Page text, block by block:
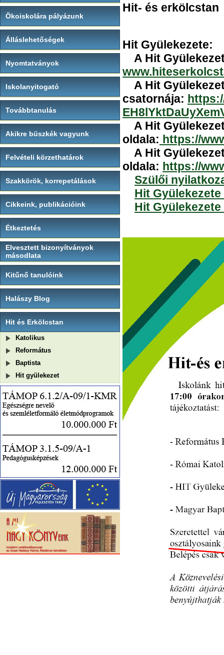
Ökoiskolára pályázunk
Álláslehetőségek
Nyomtatványok
Iskolanyitogató
Továbbtanulás
Akikre büszkék vagyunk
Felvételi körzethatárok
Szakkörök, korrepetálások
Cikkeink, publikációink
Étkeztetés
Elvesztett bizonyítványok
másodlata
Kitűnő tanulóink
Halászy Blog
Hit és Erkölcstan
Katolikus
Református
Baptista
Hit gyülekezet
Hit- és erkölcstan
Hit Gyülekezete:
A Hit
A Hit
csatornája:
A Hit
oldala: https://
A Hit
oldala: https://
Szülői
Hit
Hit